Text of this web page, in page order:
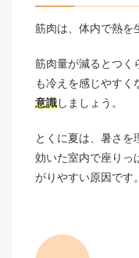
筋肉は、体内で熱を
筋肉量が減るとつく
も冷えを感じやすく
意識しましょう。
とくに夏は、暑さを
効いた室内で座りっ
がりやすい原因です。